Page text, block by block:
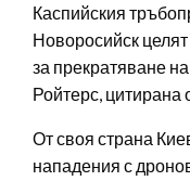
Каспийския
Новоросийск
за прекратяване
Ройтерс, цитирана
От своя страна
нападения с